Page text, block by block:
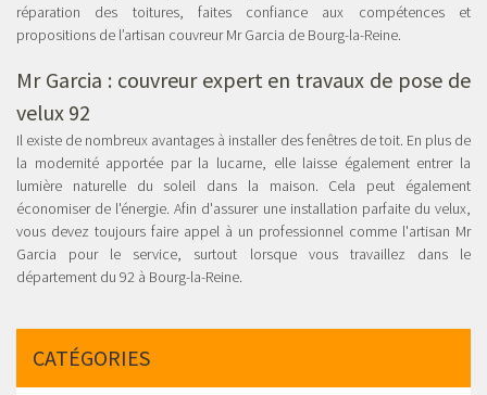
réparation des toitures, faites confiance aux compétences et
propositions de l’artisan couvreur Mr Garcia de Bourg-la-Reine.
Mr Garcia : couvreur expert en travaux de pose de
velux 92
Il existe de nombreux avantages à installer des fenêtres de toit. En plus de
la modernité apportée par la lucarne, elle laisse également entrer la
lumière naturelle du soleil dans la maison. Cela peut également
économiser de l'énergie. Afin d'assurer une installation parfaite du velux,
vous devez toujours faire appel à un professionnel comme l'artisan Mr
Garcia pour le service, surtout lorsque vous travaillez dans le
département du 92 à Bourg-la-Reine.
CATÉGORIES